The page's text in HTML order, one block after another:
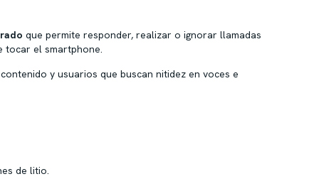
que permite responder, realizar o ignorar llamadas
tocar el smartphone.
y usuarios que buscan nitidez en voces e
de litio.